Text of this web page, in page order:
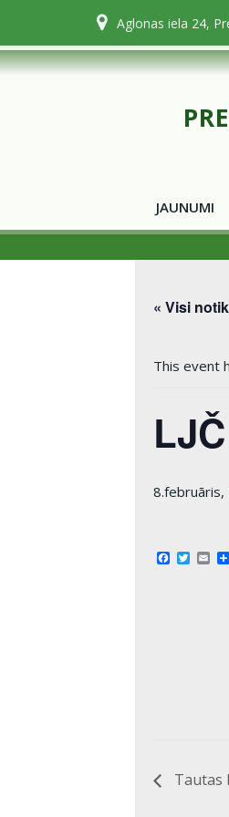
content
Aglonas iela 24,
JAUNUMI
« Visi
This event
8.februāris,
Tautas